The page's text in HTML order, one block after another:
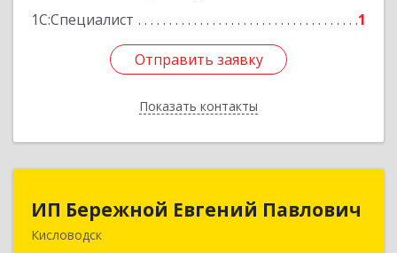
1С:Специалист
1
Отправить заявку
Показать контакты
Отправить заявку
Назад
ИП Бережной Евгений Павлович
Кисловодск
ИП Бережной Евгений Павлович
357748, Ставропольский край, Кисловодск г,